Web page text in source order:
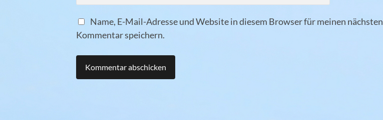
Name, E-Mail-Adresse und Website in diesem Browser für meinen nächsten
Kommentar speichern.